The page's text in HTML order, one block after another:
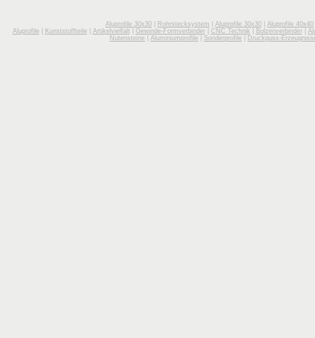
Aluprofile 30x30 Rohrstecksystem Aluprofile 30x30 Aluprofile 40x40
Aluprofile| Kunststoffteile| Artikelvielfalt Gewinde-Formverbinder| CNC Technik Bolzenverbinder|
Nutensteine
Aluminiumprofile Sonderprofile Druckguss-